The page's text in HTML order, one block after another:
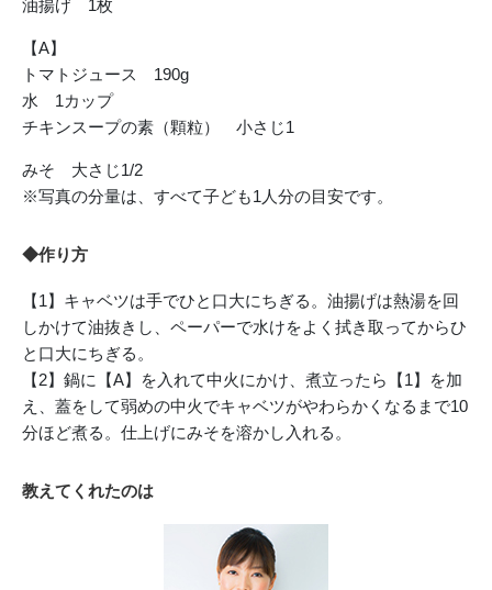
油揚げ 1枚
【A】
トマトジュース 190g
水 1カップ
チキンスープの素（顆粒） 小さじ1
みそ 大さじ1/2
※写真の分量は、すべて子ども1人分の目安です。
◆作り方
【1】キャベツは手でひと口大にちぎる。油揚げは熱湯を回
しかけて油抜きし、ペーパーで水けをよく拭き取ってからひ
と口大にちぎる。
【2】鍋に【A】を入れて中火にかけ、煮立ったら【1】を加
え、蓋をして弱めの中火でキャベツがやわらかくなるまで10
分ほど煮る。仕上げにみそを溶かし入れる。
教えてくれたのは